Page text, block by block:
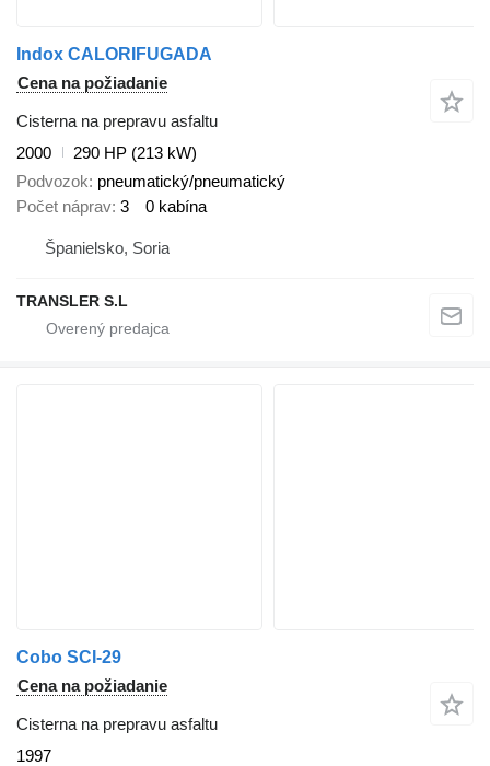
Indox CALORIFUGADA
Cena na požiadanie
Cisterna na prepravu asfaltu
2000
290 HP (213 kW)
Podvozok pneumatický/pneumatický
Počet náprav 3 0 kabína
Španielsko, Soria
TRANSLER S.L
Cobo SCI-29
Cena na požiadanie
Cisterna na prepravu asfaltu
1997